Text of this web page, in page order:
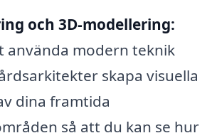
och 3D-modellering:
använda modern teknik
skapa visuella
dina framtida
så att du kan se hur